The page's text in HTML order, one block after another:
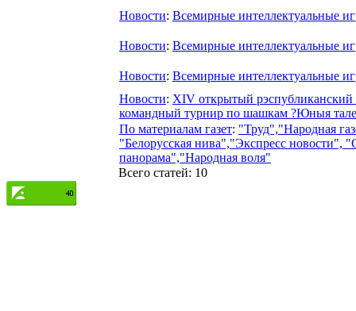
Новости: Всемирные интеллектуальные
Новости: Всемирные интеллектуальные
Новости: Всемирные интеллектуальные
Новости: ХIV открытый
командный турнир по шашкам ?Юныя
По материалам газет: "Труд","Народная
"Белорусская нива","Экспресс новости",
панорама","Народная воля"
Всего статей: 10